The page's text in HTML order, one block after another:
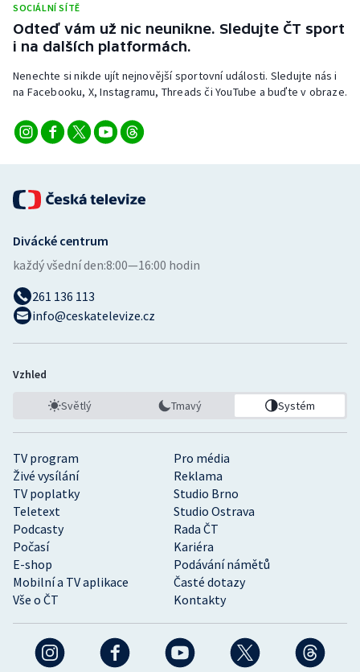
Veslování
Vodní slalom
Volejbal
SOCIÁLNÍ SÍTĚ
Odteď vám už nic neunikne. Sledujte ČT sport
i na dalších platformách.
Nenechte si nikde ujít nejnovější sportovní události. Sledujte nás i
na Facebooku, X, Instagramu, Threads či YouTube a buďte v obraze.
TV program
Pro média
Živé vysílání
Reklama
TV poplatky
Studio Brno
Teletext
Studio Ostrava
Podcasty
Rada ČT
Počasí
Kariéra
E-shop
Podávání námětů
Mobilní a TV aplikace
Časté dotazy
Vše o ČT
Kontakty
Divácké centrum
každý všední den:8:00—16:00 hodin
261 136 113
info@ceskatelevize.cz
Vzhled
Světlý Tmavý Systém